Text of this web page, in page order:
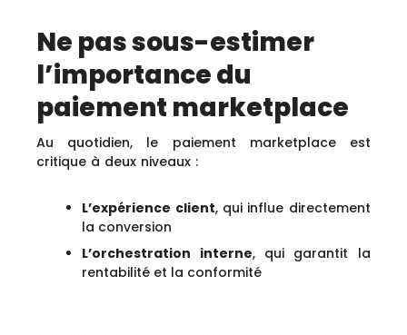
Ne pas sous-estimer
l’importance du
paiement marketplace
Au quotidien, le paiement marketplace est
critique à deux niveaux :
L’expérience client, qui influe directement
la conversion
L’orchestration interne, qui garantit la
rentabilité et la conformité